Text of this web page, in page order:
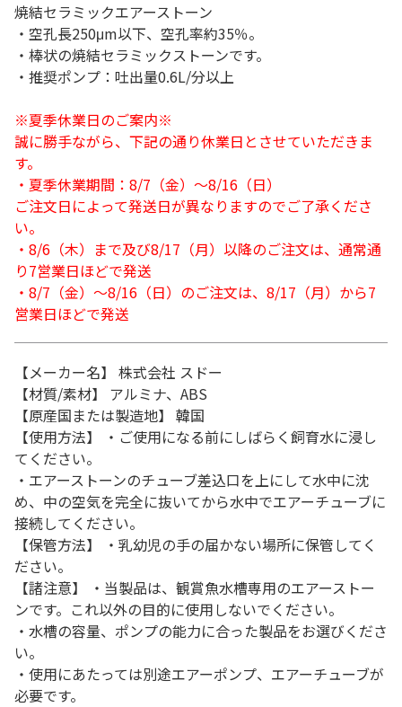
焼結セラミックエアーストーン
・空孔長250μm以下、空孔率約35％。
・棒状の焼結セラミックストーンです。
・推奨ポンプ：吐出量0.6L/分以上
※夏季休業日のご案内※
誠に勝手ながら、下記の通り休業日とさせていただきま
す。
・夏季休業期間：8/7（金）～8/16（日）
ご注文日によって発送日が異なりますのでご了承くださ
い。
・8/6（木）まで及び8/17（月）以降のご注文は、通常通
り7営業日ほどで発送
・8/7（金）～8/16（日）のご注文は、8/17（月）から7
営業日ほどで発送
【メーカー名】 株式会社 スドー
【材質/素材】 アルミナ、ABS
【原産国または製造地】 韓国
【使用方法】 ・ご使用になる前にしばらく飼育水に浸し
てください。
・エアーストーンのチューブ差込口を上にして水中に沈
め、中の空気を完全に抜いてから水中でエアーチューブに
接続してください。
【保管方法】 ・乳幼児の手の届かない場所に保管してく
ださい。
【諸注意】 ・当製品は、観賞魚水槽専用のエアーストー
ンです。これ以外の目的に使用しないでください。
・水槽の容量、ポンプの能力に合った製品をお選びくださ
い。
・使用にあたっては別途エアーポンプ、エアーチューブが
必要です。